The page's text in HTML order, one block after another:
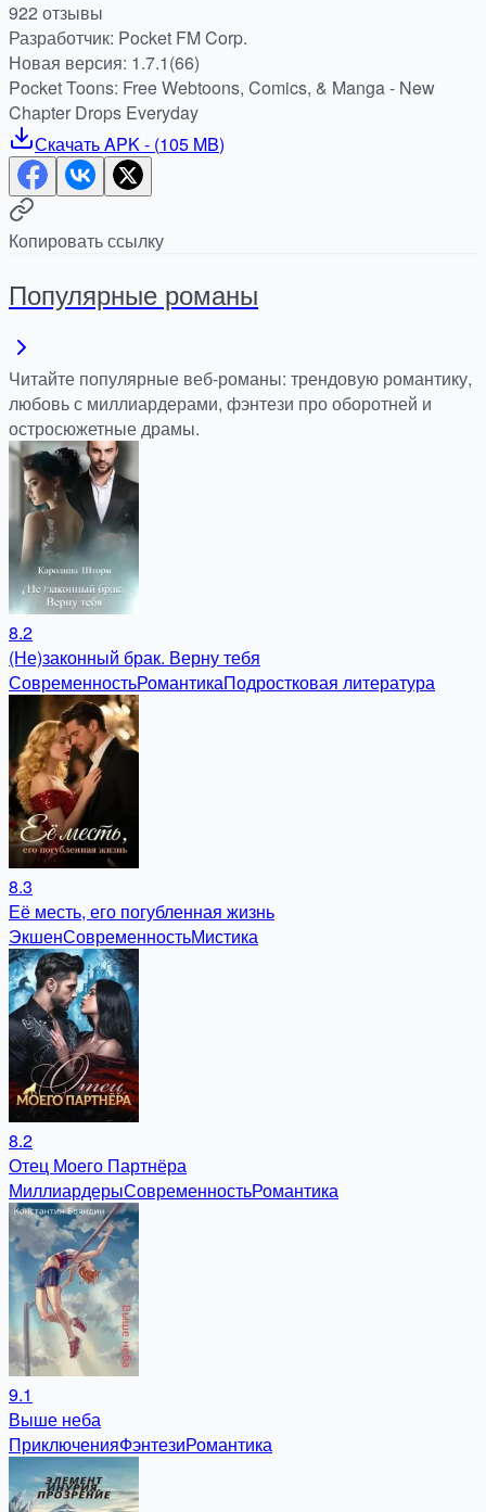
922 отзывы
Разработчик: Pocket FM Corp.
Новая версия: 1.7.1(66)
Pocket Toons: Free Webtoons, Comics, & Manga - New
Chapter Drops Everyday
СкачатьAPK- (105 MB)
Копировать ссылку
Популярные романы
Читайте популярные веб-романы: трендовую романтику,
любовь с миллиардерами, фэнтези про оборотней и
остросюжетные драмы.
8.2
(Не)законный брак. Верну тебя
СовременностьРомантикаПодростковая литература
8.3
Её месть, его погубленная жизнь
ЭкшенСовременностьМистика
8.2
Отец Моего Партнёра
МиллиардерыСовременностьРомантика
9.1
Выше неба
ПриключенияФэнтезиРомантика